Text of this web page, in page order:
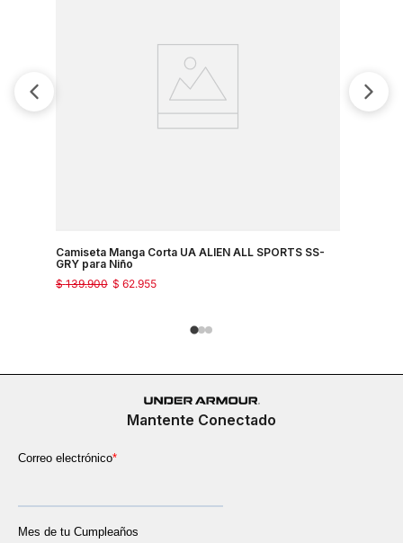
Camiseta Manga Corta UA ALIEN ALL SPORTS SS-
GRY para Niño
$ 62.955
$ 139.900
Mantente Conectado